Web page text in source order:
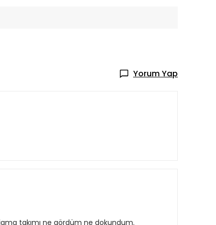
Yorum Yap
takımı ne gördüm ne dokundum.